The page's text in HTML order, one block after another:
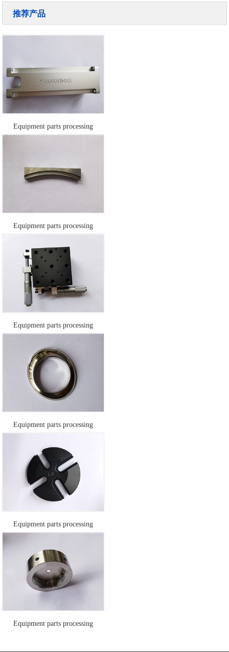
推荐产品
Equipment parts processing
Equipment parts processing
Equipment parts processing
Equipment parts processing
Equipment parts processing
Equipment parts processing